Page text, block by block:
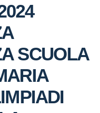
SCUOLA